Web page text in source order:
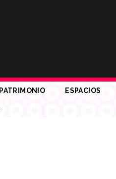
PATRIMONIO ESPACIOS